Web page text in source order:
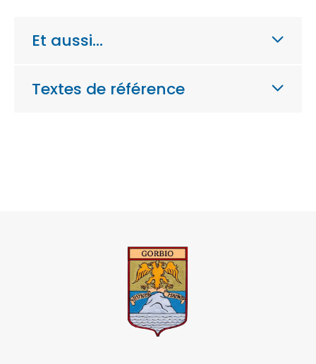
Et aussi…
Textes de référence